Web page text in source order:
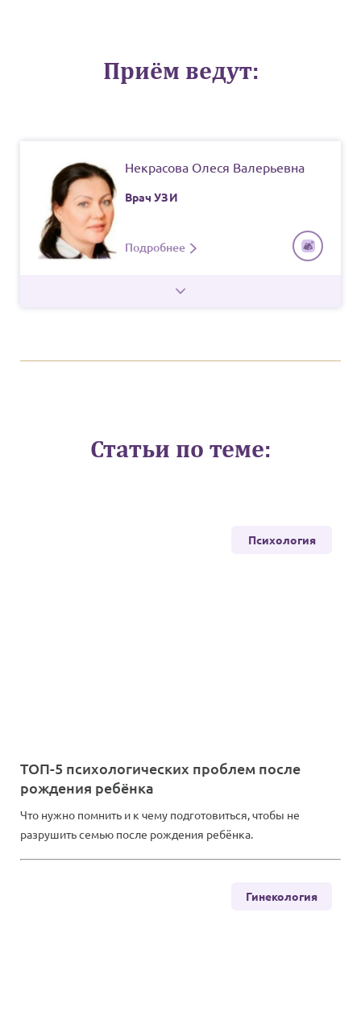
Приём ведут:
Некрасова Олеся Валерьевна
Подробнее
ВрачУЗИ
Статьи по теме:
Психология
ТОП-5 психологических проблем после
рождения ребёнка
Что нужно помнить и к чему подготовиться, чтобы не
разрушить семью после рождения ребёнка.
Гинекология